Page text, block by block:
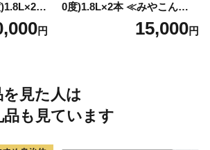
本
便≫_AC
円
0度)1.8L×2本 ≪みやこんじょ
特急便≫_MJ-077115,000円
見た人は
品も見ています